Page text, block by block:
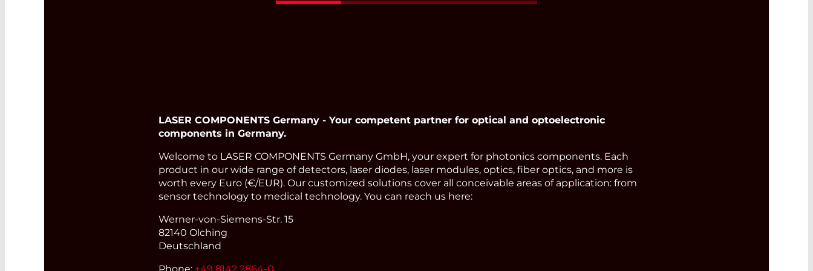
LASER COMPONENTS Germany - Your competent partner for optical and optoelectronic
components in Germany.
Welcome to LASER COMPONENTS Germany GmbH, your expert for photonics components. Each
product in our wide range of detectors, laser diodes, laser modules, optics, fiber optics, and more is
worth every Euro (€/EUR). Our customized solutions cover all conceivable areas of application: from
sensor technology to medical technology. You can reach us here:
Werner-von-Siemens-Str. 15
82140 Olching
Deutschland